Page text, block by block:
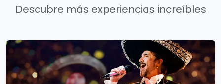
Descubre más experiencias increíbles